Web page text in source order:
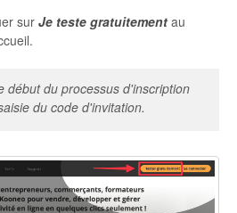
sur Je teste gratuitement au
début du processus d'inscription
du code d'invitation.